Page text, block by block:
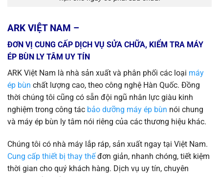
ARK VIỆT NAM –
ĐƠN VỊ CUNG CẤP DỊCH VỤ SỬA CHỮA, KIỂM TRA MÁY
ÉP BÙN LY TÂM UY TÍN
ARK Việt Nam là nhà sản xuất và phân phối các loại máy
ép bùn chất lượng cao, theo công nghệ Hàn Quốc. Đồng
thời chúng tôi cũng có sẵn đội ngũ nhân lực giàu kinh
nghiệm trong công tác bảo dưỡng máy ép bùn nói chung
và máy ép bùn ly tâm nói riêng của các thương hiệu khác.
Chúng tôi có nhà máy lắp ráp, sản xuất ngay tại Việt Nam.
Cung cấp thiết bị thay thếđơn giản, nhanh chóng, tiết kiệm
thời gian cho quý khách hàng. Dịch vụ uy tín, chuyên